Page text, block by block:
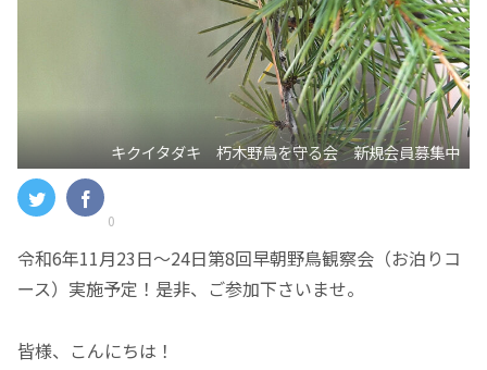
キクイタダキ 朽木野鳥を守る会 新規会員募集中
0
令和6年11月23日～24日第8回早朝野鳥観察会（お泊りコ
ース）実施予定！是非、ご参加下さいませ。
皆様、こんにちは！